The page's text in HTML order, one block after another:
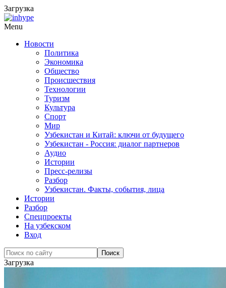
Загрузка
Menu
Новости
Политика
Экономика
Общество
Происшествия
Технологии
Туризм
Культура
Спорт
Мир
Узбекистан и Китай: ключи от будущего
Узбекистан - Россия: диалог партнеров
Аудио
Истории
Пресс-релизы
Разбор
Узбекистан. Факты, события, лица
Истории
Разбор
Спецпроекты
На узбекском
Вход
Загрузка